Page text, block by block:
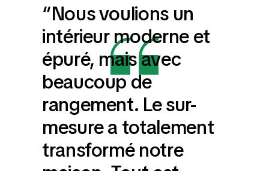
“Nous voulions un
intérieur moderne et
épuré, mais avec
beaucoup de
rangement. Le sur-
mesure a totalement
transformé notre